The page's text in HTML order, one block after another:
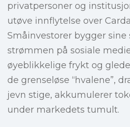
privatpersoner og
utøve innflytelse over
Småinvestorer bygger sine
strømmen på sosiale
øyeblikkelige frykt og
de grenseløse “hvalene”,
jevn stige, akkumulerer
under markedets tumult.